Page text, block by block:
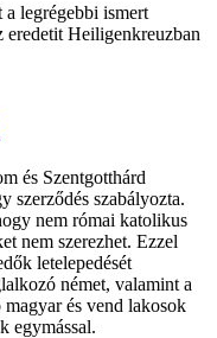
a legrégebbi ismert
eredetit Heiligenkreuzban
és Szentgotthárd
szerződés szabályozta.
nem római katolikus
nem szerezhet. Ezzel
letelepedését
német, valamint a
és vend lakosok
egymással.